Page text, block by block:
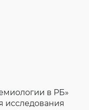
в РБ»
исследования